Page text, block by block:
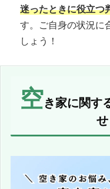
迷ったときに役立つ
す。ご自身の状況に
しょう！
空き家に関す